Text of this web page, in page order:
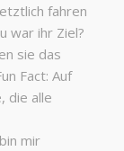
fahren
war ihr Ziel?
sie das
Fact: Auf
die alle
mir